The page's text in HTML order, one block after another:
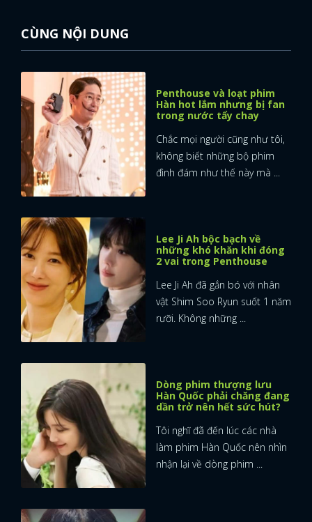
FACEBOOK
CÙNG NỘI DUNG
Penthouse và loạt phim
Hàn hot lắm nhưng bị fan
trong nước tẩy chay
Chắc mọi người cũng như tôi,
không biết những bộ phim
đình đám như thế này mà ...
Lee Ji Ah bộc bạch về
những khó khăn khi đóng
2 vai trong Penthouse
Lee Ji Ah đã gắn bó với nhân
vật Shim Soo Ryun suốt 1 năm
rưỡi. Không những ...
Dòng phim thượng lưu
Hàn Quốc phải chăng đang
dần trở nên hết sức hút?
Tôi nghĩ đã đến lúc các nhà
làm phim Hàn Quốc nên nhìn
nhận lại về dòng phim ...